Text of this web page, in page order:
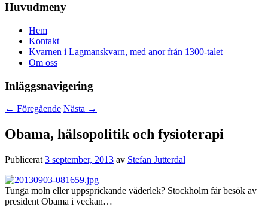
Huvudmeny
Hem
Kontakt
Kvarnen i Lagmanskvarn, med anor från 1300-talet
Om oss
Inläggsnavigering
← Föregående Nästa →
Obama, hälsopolitik och fysioterapi
Publicerat 3 september, 2013 av Stefan Jutterdal
Tunga moln eller uppsprickande väderlek? Stockholm får besök av
president Obama i veckan…